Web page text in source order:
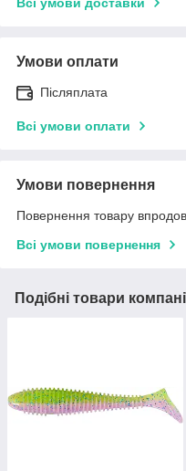
Умови оплати
Післяплата
Всі умови оплати
Умови повернення
Повернення товару
Всі умови повернення
Подібні товари